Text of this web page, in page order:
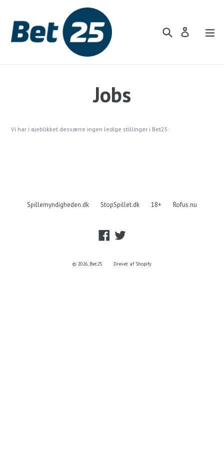
indhold
Translation
Kurv
Kurv
Jobs
Vi har i øjeblikket desværre ingen ledige stillinger i Bet25:
Spillemyndigheden.dk StopSpillet.dk 18+ Rofus.nu
FacebookTwitter
© 2026, Bet25 Drevet af Shopify